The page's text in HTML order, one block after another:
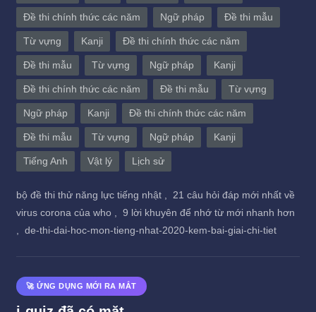
Đề thi chính thức các năm Ngữ pháp Đề thi mẫu
Từ vựng Kanji Đề thi chính thức các năm
Đề thi mẫu Từ vựng Ngữ pháp Kanji
Đề thi chính thức các năm Đề thi mẫu Từ vựng
Ngữ pháp Kanji Đề thi chính thức các năm
Đề thi mẫu Từ vựng Ngữ pháp Kanji
Tiếng Anh Vật lý Lịch sử
bộ đề thi thử năng lực tiếng nhật ,
21 câu hỏi đáp mới nhất về
virus corona của who ,
9 lời khuyên để nhớ từ mới nhanh hơn
de-thi-dai-hoc-mon-tieng-nhat-2020-kem-bai-giai-chi-tiet
🚀 ỨNG DỤNG MỚI RA MẮT